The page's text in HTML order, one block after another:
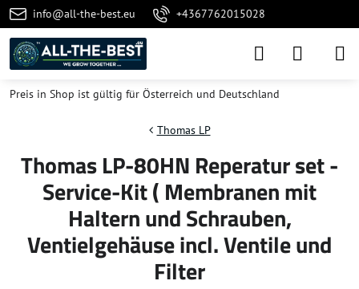
info@all-the-best.eu +4367762015028
Preis in Shop ist gültig für Österreich und Deutschland
Thomas LP
Thomas LP-80HN Reperatur set -
Service-Kit ( Membranen mit
Haltern und Schrauben,
Ventielgehäuse incl. Ventile und
Filter